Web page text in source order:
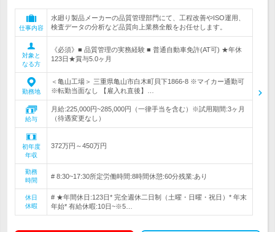
仕事内容
水廻り製品メーカーの品質管理部門にて、工程改善やISO運用、
検査データの分析など品質向上業務全般をお任せします。
対象と
なる方
《必須》■ 品質管理の実務経験 ■ 普通自動車免許(AT可) ★年休
123日★賞与5.0ヶ月
勤務地
＜亀山工場＞ 三重県亀山市白木町貝下1866-8 ※マイカー通勤可
※転勤当面なし 【雇入れ直後】…
給与
月給:225,000円~285,000円（一律手当を含む）※試用期間:3ヶ月
（待遇変更なし）
初年度
年収
372万円～450万円
勤務
時間
# 8:30~17:30所定労働時間:8時間休憩:60分残業:あり
休日
休暇
# ★年間休日:123日* 完全週休二日制（土曜・日曜・祝日）* 年末
年始* 有給休暇:10日~※5…